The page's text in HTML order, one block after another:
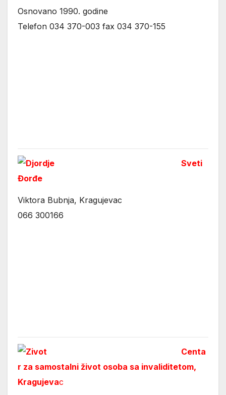
Osnovano 1990. godine
Telefon 034 370-003 fax 034 370-155
Sveti
Đorđe
Viktora Bubnja, Kragujevac
066 300166
Centa
r za samostalni život osoba sa invaliditetom,
Kragujevac